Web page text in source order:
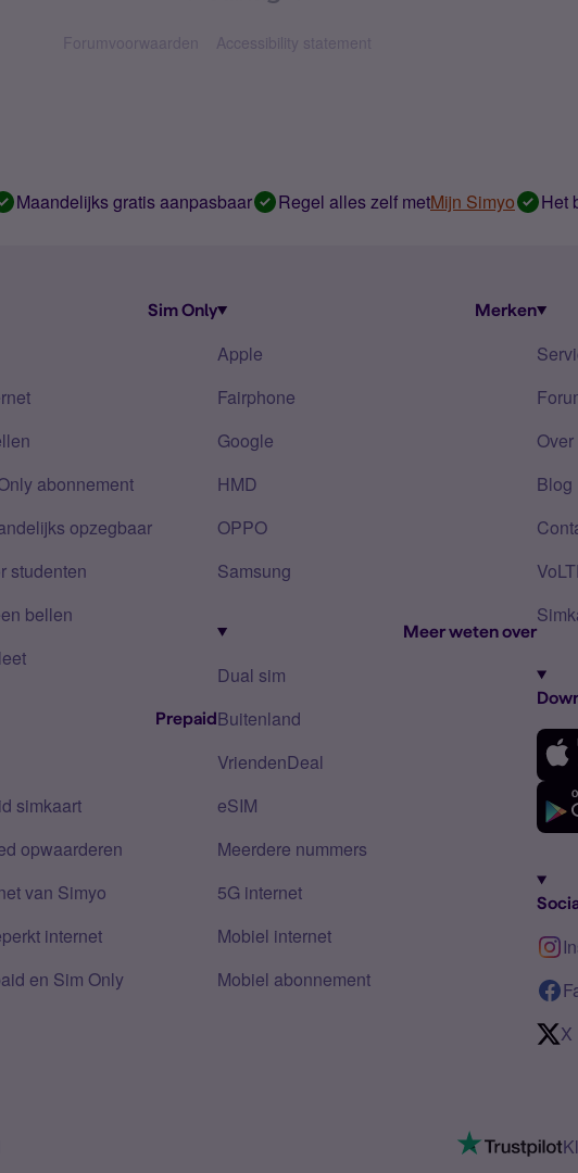
Forumvoorwaarden Accessibility statement
Maandelijks gratis aanpasbaar Regel alles zelf metMijn Simyo Het
Sim Only
abonnement
opzegbaar
studenten
bellen
Prepaid
simkaart
opwaarderen
van Simyo
internet
en Sim Only
Merken
Apple
Fairphone
Google
HMD
OPPO
Samsung
Meer weten over
Dual sim
Buitenland
VriendenDeal
eSIM
Meerdere nummers
5G internet
Mobiel internet
Mobiel abonnement
Blog
X